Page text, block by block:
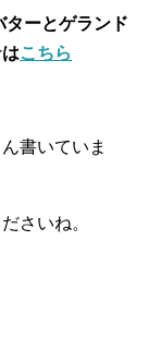
ーとゲランド
こちら
書いていま
さいね。